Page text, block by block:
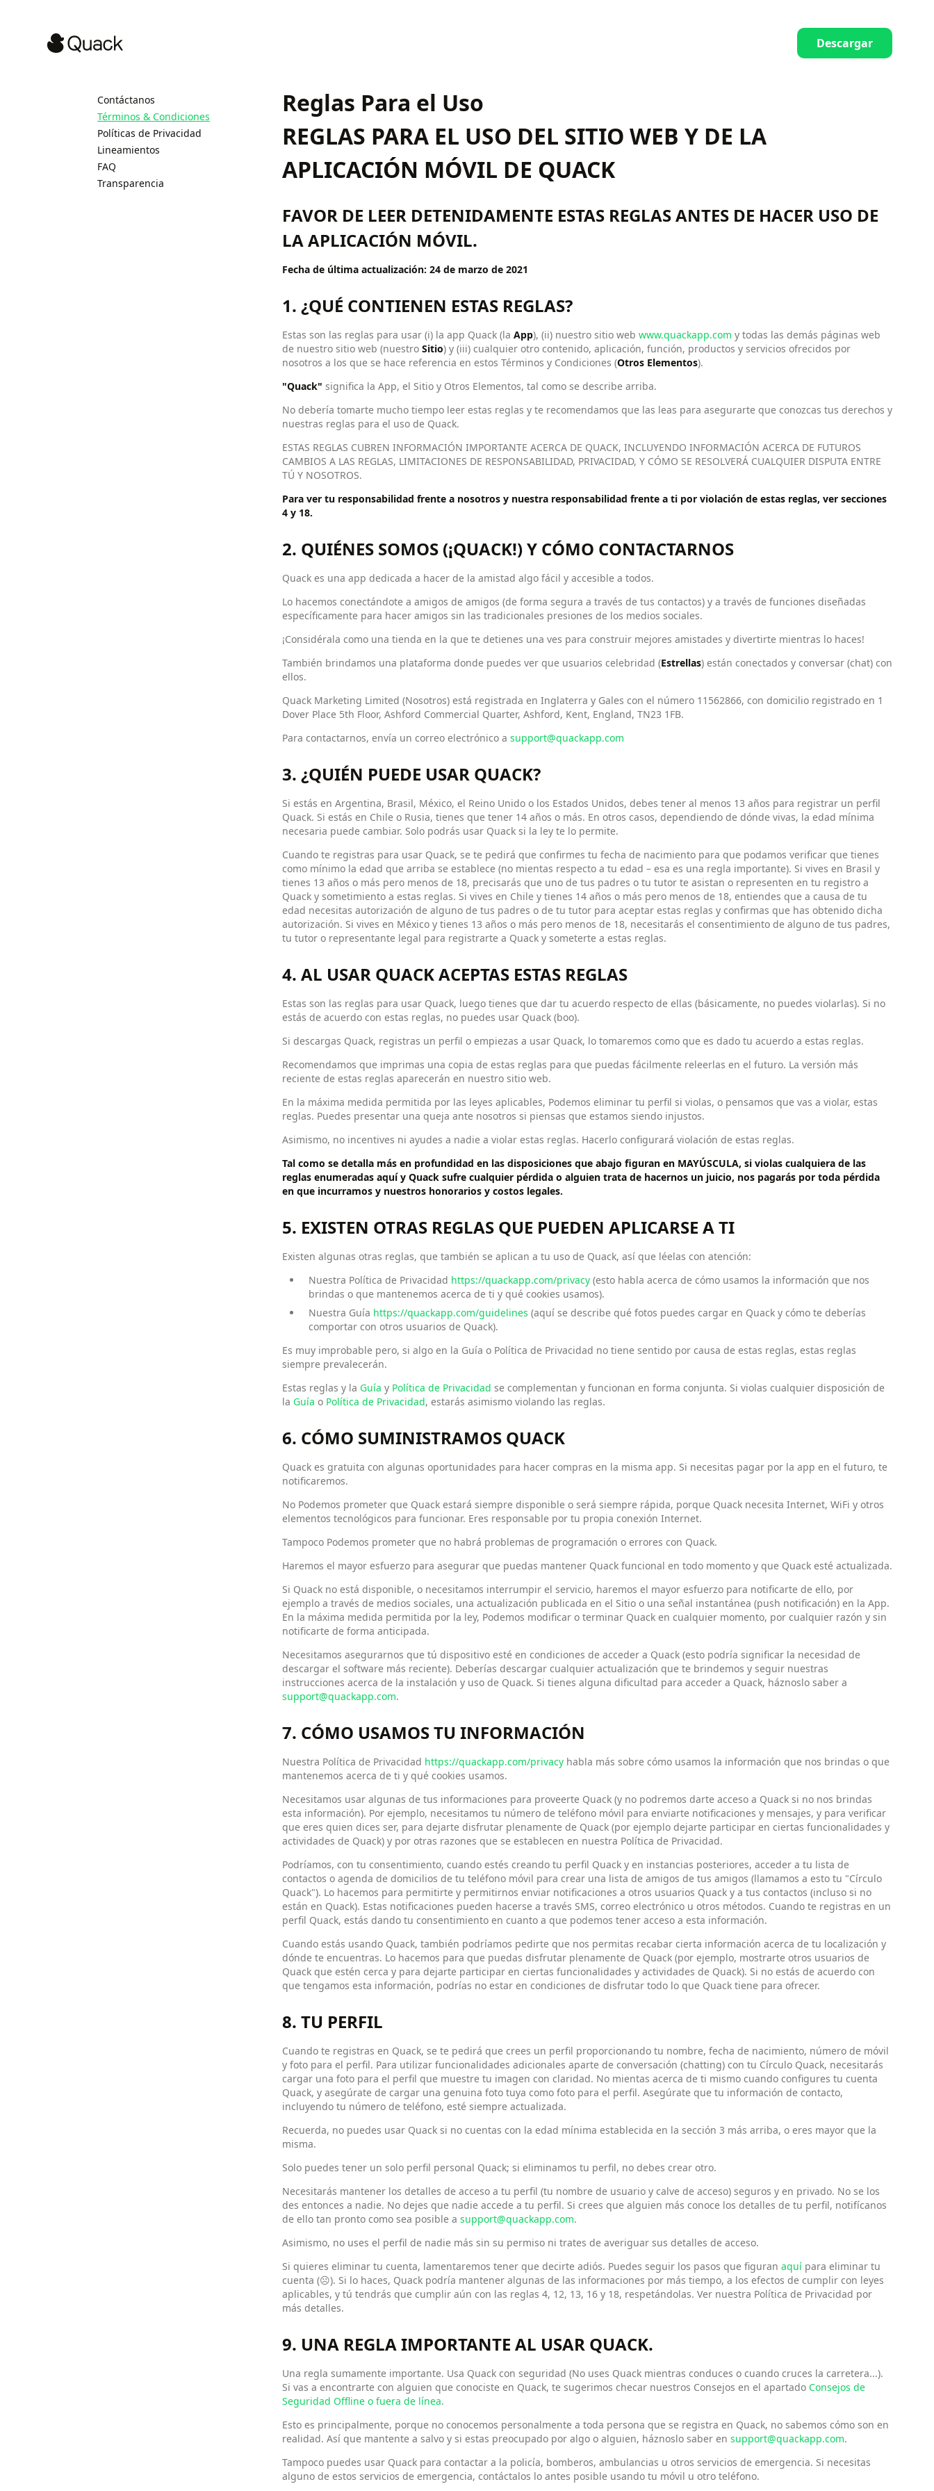
Descargar
Contáctanos
Términos & Condiciones
Políticas de Privacidad
Lineamientos
FAQ
Transparencia
Reglas Para el Uso
REGLAS PARA EL USO DEL SITIO WEB Y DE LA
APLICACIÓN MÓVIL DE QUACK
FAVOR DE LEER DETENIDAMENTE ESTAS REGLAS ANTES DE HACER USO DE
LA APLICACIÓN MÓVIL.
Fecha de última actualización: 24 de marzo de 2021
1. ¿QUÉ CONTIENEN ESTAS REGLAS?
Estas son las reglas para usar (i) la app Quack (la App), (ii) nuestro sitio web www.quackapp.com y todas las demás páginas web
de nuestro sitio web (nuestro Sitio) y (iii) cualquier otro contenido, aplicación, función, productos y servicios ofrecidos por
nosotros a los que se hace referencia en estos Términos y Condiciones (Otros Elementos).
"Quack" significa la App, el Sitio y Otros Elementos, tal como se describe arriba.
No debería tomarte mucho tiempo leer estas reglas y te recomendamos que las leas para asegurarte que conozcas tus derechos y
nuestras reglas para el uso de Quack.
ESTAS REGLAS CUBREN INFORMACIÓN IMPORTANTE ACERCA DE QUACK, INCLUYENDO INFORMACIÓN ACERCA DE FUTUROS
CAMBIOS A LAS REGLAS, LIMITACIONES DE RESPONSABILIDAD, PRIVACIDAD, Y CÓMO SE RESOLVERÁ CUALQUIER DISPUTA ENTRE
TÚ Y NOSOTROS.
Para ver tu responsabilidad frente a nosotros y nuestra responsabilidad frente a ti por violación de estas reglas, ver secciones
4 y 18.
2. QUIÉNES SOMOS (¡QUACK!) Y CÓMO CONTACTARNOS
Quack es una app dedicada a hacer de la amistad algo fácil y accesible a todos.
Lo hacemos conectándote a amigos de amigos (de forma segura a través de tus contactos) y a través de funciones diseñadas
específicamente para hacer amigos sin las tradicionales presiones de los medios sociales.
¡Considérala como una tienda en la que te detienes una ves para construir mejores amistades y divertirte mientras lo haces!
También brindamos una plataforma donde puedes ver que usuarios celebridad (Estrellas) están conectados y conversar (chat) con
ellos.
Quack Marketing Limited (Nosotros) está registrada en Inglaterra y Gales con el número 11562866, con domicilio registrado en 1
Dover Place 5th Floor, Ashford Commercial Quarter, Ashford, Kent, England, TN23 1FB.
Para contactarnos, envía un correo electrónico a support@quackapp.com
3. ¿QUIÉN PUEDE USAR QUACK?
Si estás en Argentina, Brasil, México, el Reino Unido o los Estados Unidos, debes tener al menos 13 años para registrar un perfil
Quack. Si estás en Chile o Rusia, tienes que tener 14 años o más. En otros casos, dependiendo de dónde vivas, la edad mínima
necesaria puede cambiar. Solo podrás usar Quack si la ley te lo permite.
Cuando te registras para usar Quack, se te pedirá que confirmes tu fecha de nacimiento para que podamos verificar que tienes
como mínimo la edad que arriba se establece (no mientas respecto a tu edad – esa es una regla importante). Si vives en Brasil y
tienes 13 años o más pero menos de 18, precisarás que uno de tus padres o tu tutor te asistan o representen en tu registro a
Quack y sometimiento a estas reglas. Si vives en Chile y tienes 14 años o más pero menos de 18, entiendes que a causa de tu
edad necesitas autorización de alguno de tus padres o de tu tutor para aceptar estas reglas y confirmas que has obtenido dicha
autorización. Si vives en México y tienes 13 años o más pero menos de 18, necesitarás el consentimiento de alguno de tus padres,
tu tutor o representante legal para registrarte a Quack y someterte a estas reglas.
4. AL USAR QUACK ACEPTAS ESTAS REGLAS
Estas son las reglas para usar Quack, luego tienes que dar tu acuerdo respecto de ellas (básicamente, no puedes violarlas). Si no
estás de acuerdo con estas reglas, no puedes usar Quack (boo).
Si descargas Quack, registras un perfil o empiezas a usar Quack, lo tomaremos como que es dado tu acuerdo a estas reglas.
Recomendamos que imprimas una copia de estas reglas para que puedas fácilmente releerlas en el futuro. La versión más
reciente de estas reglas aparecerán en nuestro sitio web.
En la máxima medida permitida por las leyes aplicables, Podemos eliminar tu perfil si violas, o pensamos que vas a violar, estas
reglas. Puedes presentar una queja ante nosotros si piensas que estamos siendo injustos.
Asimismo, no incentives ni ayudes a nadie a violar estas reglas. Hacerlo configurará violación de estas reglas.
Tal como se detalla más en profundidad en las disposiciones que abajo figuran en MAYÚSCULA, si violas cualquiera de las
reglas enumeradas aquí y Quack sufre cualquier pérdida o alguien trata de hacernos un juicio, nos pagarás por toda pérdida
en que incurramos y nuestros honorarios y costos legales.
5. EXISTEN OTRAS REGLAS QUE PUEDEN APLICARSE A TI
Existen algunas otras reglas, que también se aplican a tu uso de Quack, así que léelas con atención:
Nuestra Política de Privacidad https://quackapp.com/privacy (esto habla acerca de cómo usamos la información que nos
brindas o que mantenemos acerca de ti y qué cookies usamos).
Nuestra Guía https://quackapp.com/guidelines (aquí se describe qué fotos puedes cargar en Quack y cómo te deberías
comportar con otros usuarios de Quack).
Es muy improbable pero, si algo en la Guía o Política de Privacidad no tiene sentido por causa de estas reglas, estas reglas
siempre prevalecerán.
Estas reglas y la Guía y Política de Privacidad se complementan y funcionan en forma conjunta. Si violas cualquier disposición de
la Guía o Política de Privacidad, estarás asimismo violando las reglas.
6. CÓMO SUMINISTRAMOS QUACK
Quack es gratuita con algunas oportunidades para hacer compras en la misma app. Si necesitas pagar por la app en el futuro, te
notificaremos.
No Podemos prometer que Quack estará siempre disponible o será siempre rápida, porque Quack necesita Internet, WiFi y otros
elementos tecnológicos para funcionar. Eres responsable por tu propia conexión Internet.
Tampoco Podemos prometer que no habrá problemas de programación o errores con Quack.
Haremos el mayor esfuerzo para asegurar que puedas mantener Quack funcional en todo momento y que Quack esté actualizada.
Si Quack no está disponible, o necesitamos interrumpir el servicio, haremos el mayor esfuerzo para notificarte de ello, por
ejemplo a través de medios sociales, una actualización publicada en el Sitio o una señal instantánea (push notificación) en la App.
En la máxima medida permitida por la ley, Podemos modificar o terminar Quack en cualquier momento, por cualquier razón y sin
notificarte de forma anticipada.
Necesitamos asegurarnos que tú dispositivo esté en condiciones de acceder a Quack (esto podría significar la necesidad de
descargar el software más reciente). Deberías descargar cualquier actualización que te brindemos y seguir nuestras
instrucciones acerca de la instalación y uso de Quack. Si tienes alguna dificultad para acceder a Quack, háznoslo saber a
support@quackapp.com.
7. CÓMO USAMOS TU INFORMACIÓN
Nuestra Política de Privacidad https://quackapp.com/privacy habla más sobre cómo usamos la información que nos brindas o que
mantenemos acerca de ti y qué cookies usamos.
Necesitamos usar algunas de tus informaciones para proveerte Quack (y no podremos darte acceso a Quack si no nos brindas
esta información). Por ejemplo, necesitamos tu número de teléfono móvil para enviarte notificaciones y mensajes, y para verificar
que eres quien dices ser, para dejarte disfrutar plenamente de Quack (por ejemplo dejarte participar en ciertas funcionalidades y
actividades de Quack) y por otras razones que se establecen en nuestra Política de Privacidad.
Podríamos, con tu consentimiento, cuando estés creando tu perfil Quack y en instancias posteriores, acceder a tu lista de
contactos o agenda de domicilios de tu teléfono móvil para crear una lista de amigos de tus amigos (llamamos a esto tu "Círculo
Quack"). Lo hacemos para permitirte y permitirnos enviar notificaciones a otros usuarios Quack y a tus contactos (incluso si no
están en Quack). Estas notificaciones pueden hacerse a través SMS, correo electrónico u otros métodos. Cuando te registras en un
perfil Quack, estás dando tu consentimiento en cuanto a que podemos tener acceso a esta información.
Cuando estás usando Quack, también podríamos pedirte que nos permitas recabar cierta información acerca de tu localización y
dónde te encuentras. Lo hacemos para que puedas disfrutar plenamente de Quack (por ejemplo, mostrarte otros usuarios de
Quack que estén cerca y para dejarte participar en ciertas funcionalidades y actividades de Quack). Si no estás de acuerdo con
que tengamos esta información, podrías no estar en condiciones de disfrutar todo lo que Quack tiene para ofrecer.
8. TU PERFIL
Cuando te registras en Quack, se te pedirá que crees un perfil proporcionando tu nombre, fecha de nacimiento, número de móvil
y foto para el perfil. Para utilizar funcionalidades adicionales aparte de conversación (chatting) con tu Círculo Quack, necesitarás
cargar una foto para el perfil que muestre tu imagen con claridad. No mientas acerca de ti mismo cuando configures tu cuenta
Quack, y asegúrate de cargar una genuina foto tuya como foto para el perfil. Asegúrate que tu información de contacto,
incluyendo tu número de teléfono, esté siempre actualizada.
Recuerda, no puedes usar Quack si no cuentas con la edad mínima establecida en la sección 3 más arriba, o eres mayor que la
misma.
Solo puedes tener un solo perfil personal Quack; si eliminamos tu perfil, no debes crear otro.
Necesitarás mantener los detalles de acceso a tu perfil (tu nombre de usuario y calve de acceso) seguros y en privado. No se los
des entonces a nadie. No dejes que nadie accede a tu perfil. Si crees que alguien más conoce los detalles de tu perfil, notifícanos
de ello tan pronto como sea posible a support@quackapp.com.
Asimismo, no uses el perfil de nadie más sin su permiso ni trates de averiguar sus detalles de acceso.
Si quieres eliminar tu cuenta, lamentaremos tener que decirte adiós. Puedes seguir los pasos que figuran aquí para eliminar tu
cuenta (☹). Si lo haces, Quack podría mantener algunas de las informaciones por más tiempo, a los efectos de cumplir con leyes
aplicables, y tú tendrás que cumplir aún con las reglas 4, 12, 13, 16 y 18, respetándolas. Ver nuestra Política de Privacidad por
más detalles.
9. UNA REGLA IMPORTANTE AL USAR QUACK.
Una regla sumamente importante. Usa Quack con seguridad (No uses Quack mientras conduces o cuando cruces la carretera...).
Si vas a encontrarte con alguien que conociste en Quack, te sugerimos checar nuestros Consejos en el apartado Consejos de
Seguridad Offline o fuera de línea.
Esto es principalmente, porque no conocemos personalmente a toda persona que se registra en Quack, no sabemos cómo son en
realidad. Así que mantente a salvo y si estas preocupado por algo o alguien, háznoslo saber en support@quackapp.com.
Tampoco puedes usar Quack para contactar a la policía, bomberos, ambulancias u otros servicios de emergencia. Si necesitas
alguno de estos servicios de emergencia, contáctalos lo antes posible usando tu móvil u otro teléfono.